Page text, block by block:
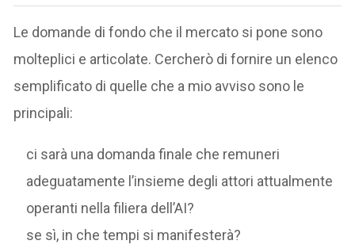
Le domande di fondo che il mercato si pone sono
molteplici e articolate. Cercherò di fornire un elenco
semplificato di quelle che a mio avviso sono le
principali:
ci sarà una domanda finale che remuneri
adeguatamente l’insieme degli attori attualmente
operanti nella filiera dell’AI?
se sì, in che tempi si manifesterà?